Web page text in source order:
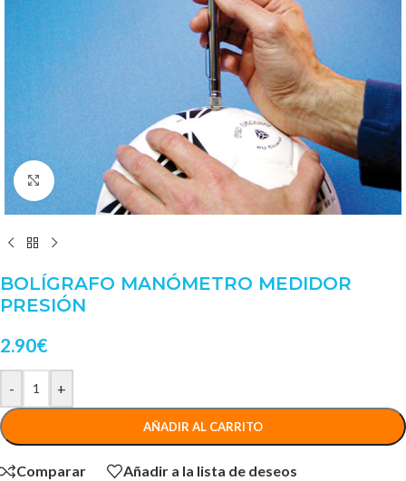
Clic para ampliar
BOLÍGRAFO MANÓMETRO MEDIDOR
PRESIÓN
2.90€
- +
AÑADIR AL CARRITO
Comparar Añadir a la lista de deseos